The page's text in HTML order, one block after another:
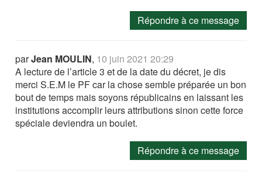
Répondre à ce message
parJean MOULIN, 10 juin 2021 20:29
A lecture de l’article 3 et de la date du décret, je dis
merci S.E.M le PF car la chose semble préparée un bon
bout de temps mais soyons républicains en laissant les
institutions accomplir leurs attributions sinon cette force
spéciale deviendra un boulet.
Répondre à ce message